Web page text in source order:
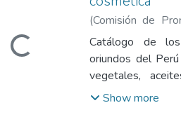
Loading...
(Comisión de
Exportación y el
de Promoción
y el Turismo
Catálogo de
oriundos del
vegetales,
mantecas, gomas
Show more